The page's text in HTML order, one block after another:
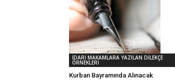
İDARİ MAKAMLARA YAZILAN DİLEKÇE
ÖRNEKLERİ
Kurban Bayramında Alınacak